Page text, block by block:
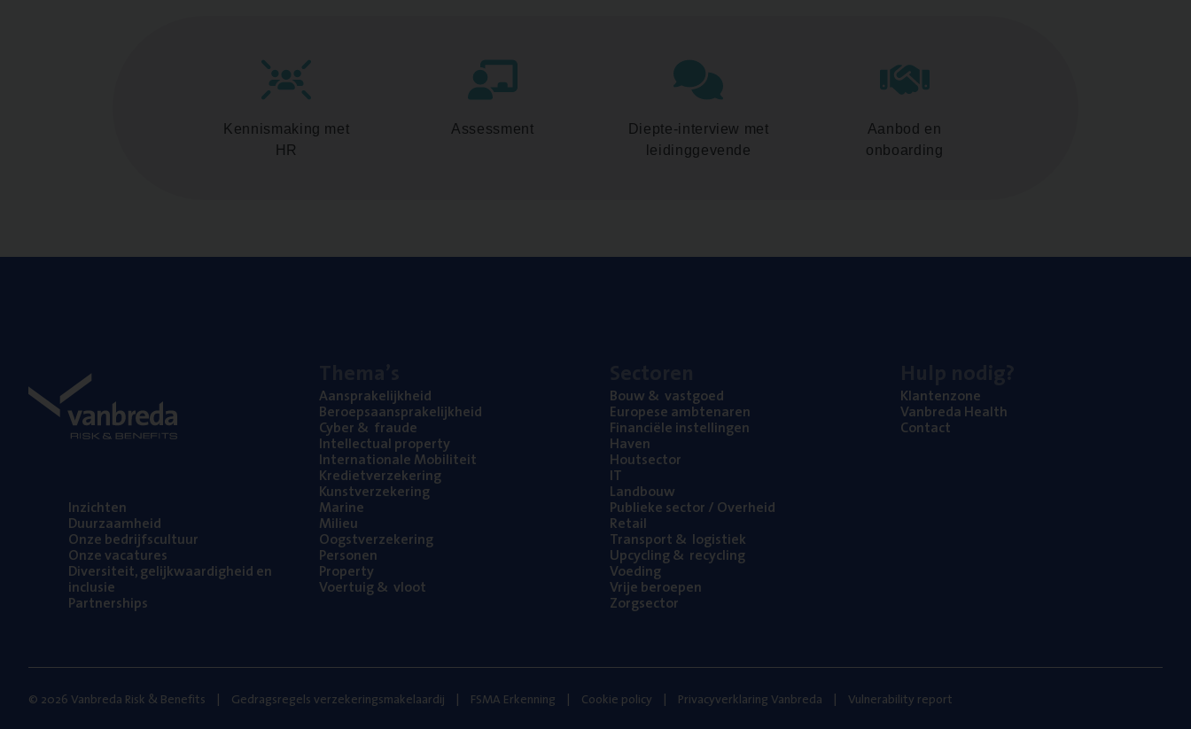
Kennismaking met
HR
Assessment
Diepte-interview met
leidinggevende
Aanbod en
onboarding
Inzich­ten
Duur­zaam­heid
Onze bedrijfs­cul­tuur
Onze vaca­tu­res
Diver­si­teit, gelijk­waar­dig­heid en
inclusie
Part­ner­ships
Aan­spra­ke­lijk­heid
Beroeps­aan­spra­ke­lijk­heid
Cyber& fraude
Intel­lec­tu­al property
Inter­na­ti­o­na­le Mobiliteit
Kre­diet­ver­ze­ke­ring
Kunst­ver­ze­ke­ring
Mari­ne
Mili­eu
Oogst­ver­ze­ke­ring
Per­so­nen
Pro­per­ty
Voer­tuig& vloot
Bouw& vastgoed
Euro­pe­se ambtenaren
Finan­ci­ë­le instellingen
Haven
Hout­sec­tor
IT
Land­bouw
Publie­ke sec­tor / Overheid
Retail
Trans­port& logistiek
Upcy­cling& recycling
Voe­ding
Vrije beroe­pen
Zorg­sec­tor
Klan­ten­zo­ne
Van­b­re­da Health
Con­tact
© 2026 Vanbreda Risk & Benefits Gedragsregels verzekeringsmakelaardij FSMA Erkenning Cookie policy Privacyverklaring Vanbreda Vulnerability report